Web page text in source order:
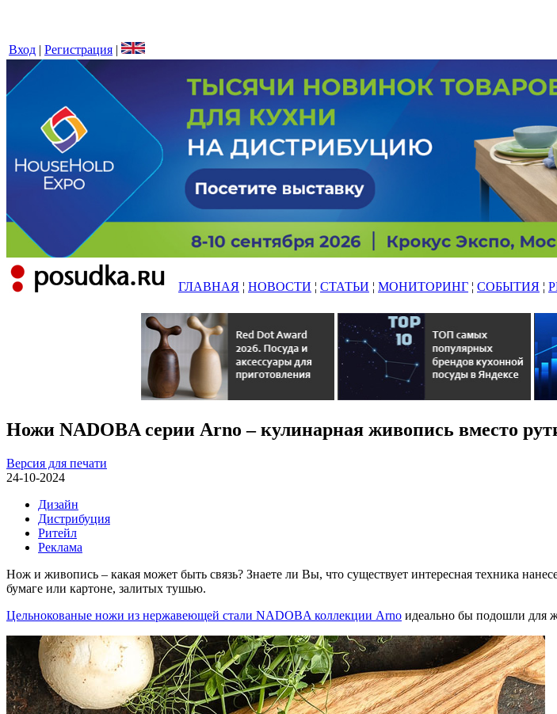
Вход | Регистрация |
ГЛАВНАЯ ¦ НОВОСТИ ¦ СТАТЬИ ¦ МОНИТОРИНГ ¦ СОБЫТИЯ ¦
Ножи NADOBA серии Arno – кулинарная живопись вместо
Версия для печати
24-10-2024
Дизайн
Дистрибуция
Ритейл
Реклама
Нож и живопись – какая может быть связь? Знаете ли Вы, что существует интересная техника
бумаге или картоне, залитых тушью.
Цельнокованые ножи из нержавеющей стали NADOBA коллекции Arno идеально бы подошли для